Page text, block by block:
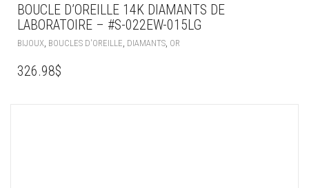
BOUCLE D’OREILLE 14K DIAMANTS DE
LABORATOIRE – #S-022EW-015LG
BIJOUX BOUCLES D'OREILLE DIAMANTS OR
326.98$